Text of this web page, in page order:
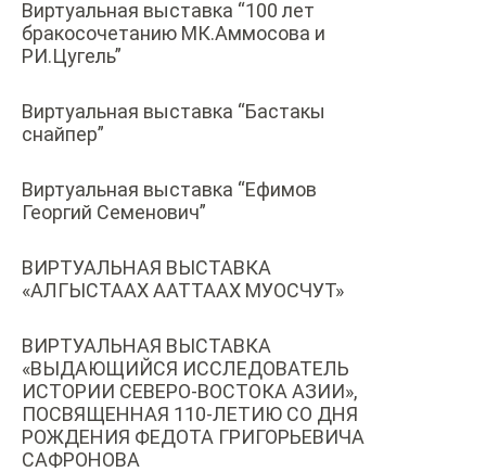
Виртуальная выставка “100 лет
бракосочетанию МК.Аммосова и
РИ.Цугель”
Виртуальная выставка “Бастакы
снайпер”
Виртуальная выставка “Ефимов
Георгий Семенович”
ВИРТУАЛЬНАЯ ВЫСТАВКА
«АЛГЫСТААХ ААТТААХ МУОСЧУТ»
ВИРТУАЛЬНАЯ ВЫСТАВКА
«ВЫДАЮЩИЙСЯ ИССЛЕДОВАТЕЛЬ
ИСТОРИИ СЕВЕРО-ВОСТОКА АЗИИ»,
ПОСВЯЩЕННАЯ 110-ЛЕТИЮ СО ДНЯ
РОЖДЕНИЯ ФЕДОТА ГРИГОРЬЕВИЧА
САФРОНОВА